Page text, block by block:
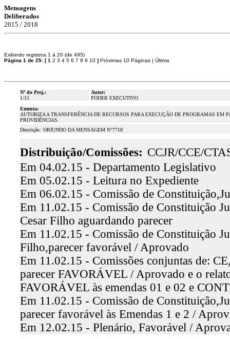
Mensagens
Deliberados
2015 / 2018
Exibindo registros 1 á 20 (de 495)
Página 1 de 25: [1 2 3 4 5 6 7 8 9 10 ] Próximas 10 Páginas | Última
Nº do Proj.:
1/15
Autor:
PODER EXECUTIVO
Ementa:
AUTORIZA A TRANSFERÊNCIA DE RECURSOS PARA EXECUÇÃO DE PROGRAMAS
PROVIDÊNCIAS.
Descrição: ORIUNDO DA MENSAGEM N°7718
Distribuição/Comissões: CCJR/CCE/
Em 04.02.15 - Departamento Legislativo
Em 05.02.15 - Leitura no Expediente
Em 06.02.15 - Comissão de
Em 11.02.15 - Comissão de Constituição
Cesar Filho aguardando parecer
Em 11.02.15 - Comissão de Constituição
Filho,parecer favorável / Aprovado
Em 11.02.15 - Comissões conjuntas de:
parecer FAVORÁVEL / Aprovado e o
FAVORÁVEL às emendas 01 e 02 e
Em 11.02.15 - Comissão de
parecer favorável às Emendas 1 e 2 /
Em 12.02.15 - Plenário, Favorável /